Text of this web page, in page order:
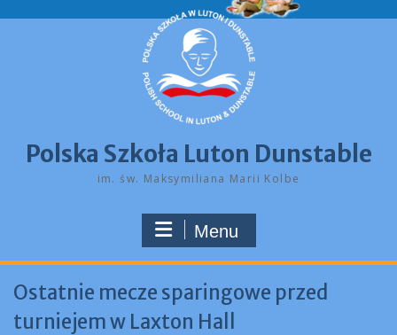
Polska Szkoła Luton Dunstable
im. św. Maksymiliana Marii Kolbe
Menu
Ostatnie mecze sparingowe przed
turniejem w Laxton Hall